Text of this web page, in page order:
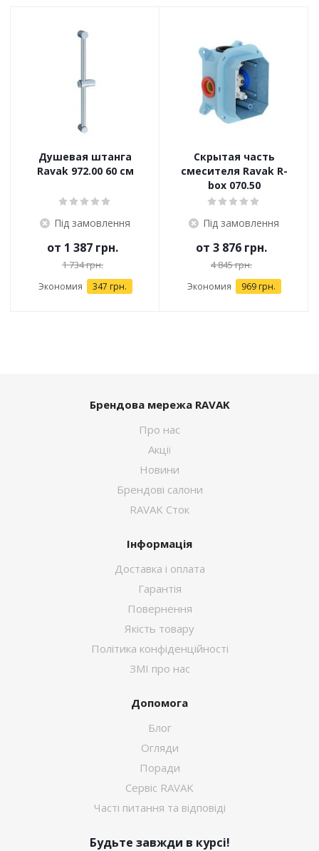
Душевая штанга
Ravak 972.00 60 см
Під замовлення
от 1 387 грн.
1 734 грн.
Экономия 347 грн.
Скрытая часть
смесителя Ravak R-
box 070.50
Під замовлення
от 3 876 грн.
4 845 грн.
Экономия 969 грн.
Брендова мережа RAVAK
Про нас
Акції
Новини
Брендові салони
RAVAK Сток
Інформація
Доставка і оплата
Гарантія
Повернення
Якість товару
Політика конфіденційності
ЗМІ про нас
Допомога
Блог
Огляди
Поради
Сервіс RAVAK
Часті питання та відповіді
Будьте завжди в курсі!